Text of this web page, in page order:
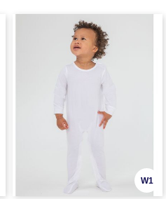
W1